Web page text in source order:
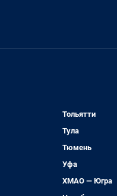
Тольятти
Тула
Тюмень
Уфа
ХМАО — Югра